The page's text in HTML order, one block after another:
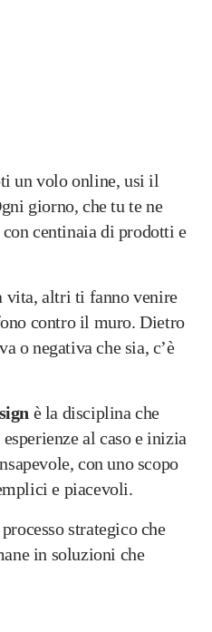
un volo online, usi il
giorno, che tu te ne
centinaia di prodotti e
altri ti fanno venire
contro il muro. Dietro
o negativa che sia, c’è
è la disciplina che
al caso e inizia
con uno scopo
e piacevoli.
strategico che
in soluzioni che